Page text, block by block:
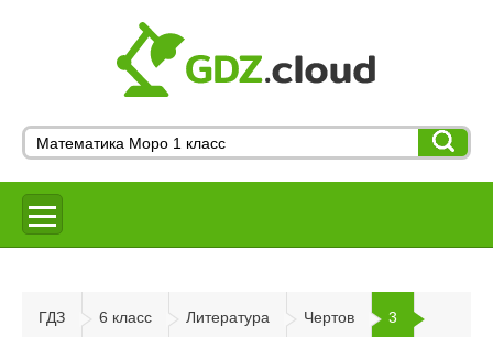
ГДЗ 6 класс Литература Чертов 3